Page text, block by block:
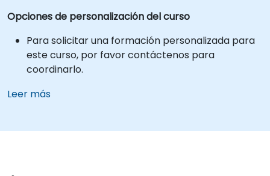
Opciones de personalización del curso
Para solicitar una formación personalizada para
este curso, por favor contáctenos para
coordinarlo.
Leer más